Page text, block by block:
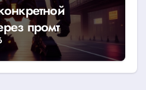
промт